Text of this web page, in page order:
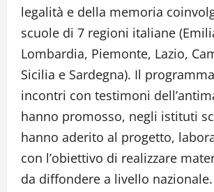
legalità e della memoria
scuole di 7 regioni italiane
Lombardia, Piemonte, Lazio,
Sicilia e Sardegna). Il
incontri con testimoni
hanno promosso, negli istituti
hanno aderito al progetto,
con l’obiettivo di realizzare
da diffondere a livello nazionale.